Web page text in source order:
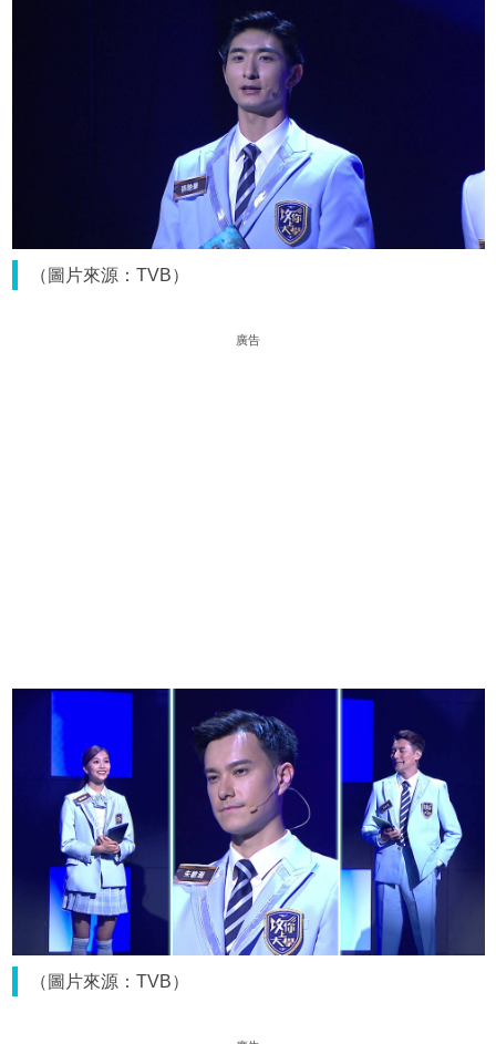
（圖片來源：TVB）
廣告
（圖片來源：TVB）